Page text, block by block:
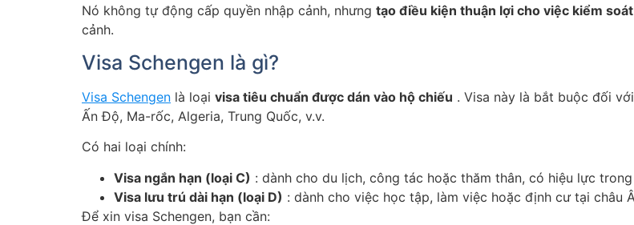
Nó không tự động cấp quyền nhập cảnh, nhưng tạo điều kiện thuận lợi cho việc kiểm
cảnh.
Visa Schengen là gì?
Visa Schengen là loại visa tiêu chuẩn được dán vào hộ chiếu . Visa này là bắt buộc đối
Ấn Độ, Ma-rốc, Algeria, Trung Quốc, v.v.
Có hai loại chính:
Visa ngắn hạn (loại C) : dành cho du lịch, công tác hoặc thăm thân, có hiệu lực
Visa lưu trú dài hạn (loại D) : dành cho việc học tập, làm việc hoặc định cư tại châu
Để xin visa Schengen, bạn cần: